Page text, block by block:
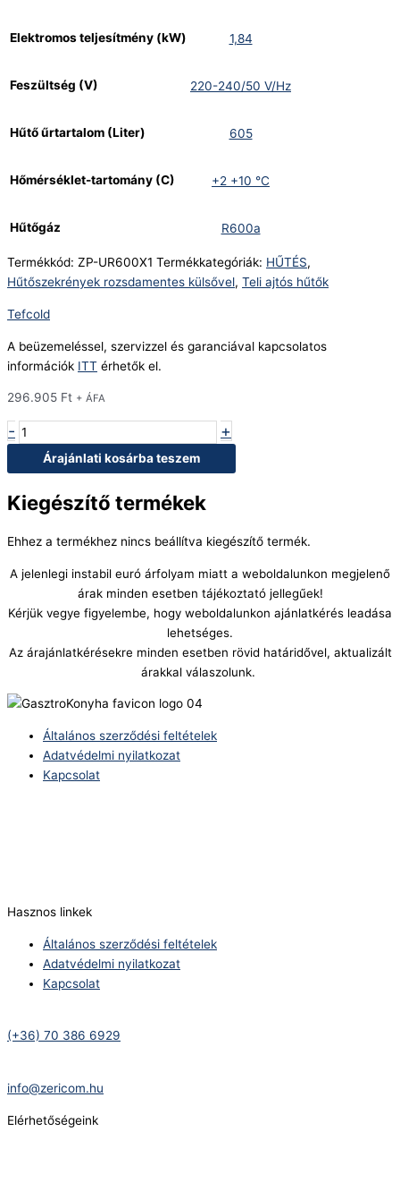
Elektromos teljesítmény (kW) 1,84
Feszültség (V) 220-240/50 V/Hz
Hűtő űrtartalom (Liter) 605
Hőmérséklet-tartomány (C) +2 +10 °C
Hűtőgáz R600a
Termékkód: ZP-UR600X1 Termékkategóriák: HŰTÉS,
Hűtőszekrények rozsdamentes külsővel, Teli ajtós hűtők
Tefcold
A beüzemeléssel, szervizzel és garanciával kapcsolatos
információk ITT érhetők el.
296.905 Ft + ÁFA
- +
Árajánlati kosárba teszem
Kiegészítő termékek
Ehhez a termékhez nincs beállítva kiegészítő termék.
A jelenlegi instabil euró árfolyam miatt a weboldalunkon megjelenő
árak minden esetben tájékoztató jellegűek!
Kérjük vegye figyelembe, hogy weboldalunkon ajánlatkérés leadása
lehetséges.
Az árajánlatkérésekre minden esetben rövid határidővel, aktualizált
árakkal válaszolunk.
Általános szerződési feltételek
Adatvédelmi nyilatkozat
Kapcsolat
Hasznos linkek
Általános szerződési feltételek
Adatvédelmi nyilatkozat
Kapcsolat
(+36) 70 386 6929
info@zericom.hu
Elérhetőségeink